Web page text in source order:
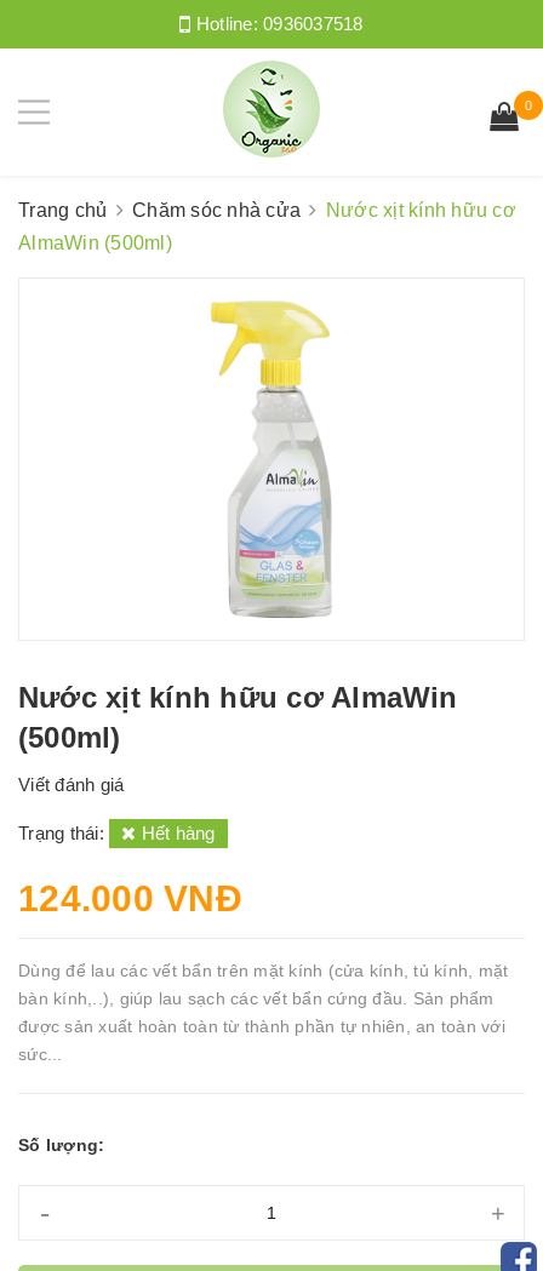
Hotline:0936037518
0
Trang chủ Chăm sóc nhà cửa
Nước xịt kính hữu cơ
AlmaWin (500ml)
Nước xịt kính hữu cơ AlmaWin
(500ml)
Viết đánh giá
Trạng thái: Hết hàng
124.000 VNĐ
Dùng để lau các vết bẩn trên mặt kính (cửa kính, tủ kính, mặt
bàn kính,..), giúp lau sạch các vết bẩn cứng đầu. Sản phẩm
được sản xuất hoàn toàn từ thành phần tự nhiên, an toàn với
sức...
Số lượng:
- +